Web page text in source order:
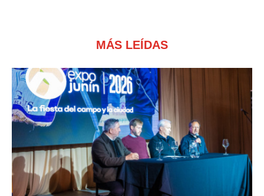
MÁS LEÍDAS